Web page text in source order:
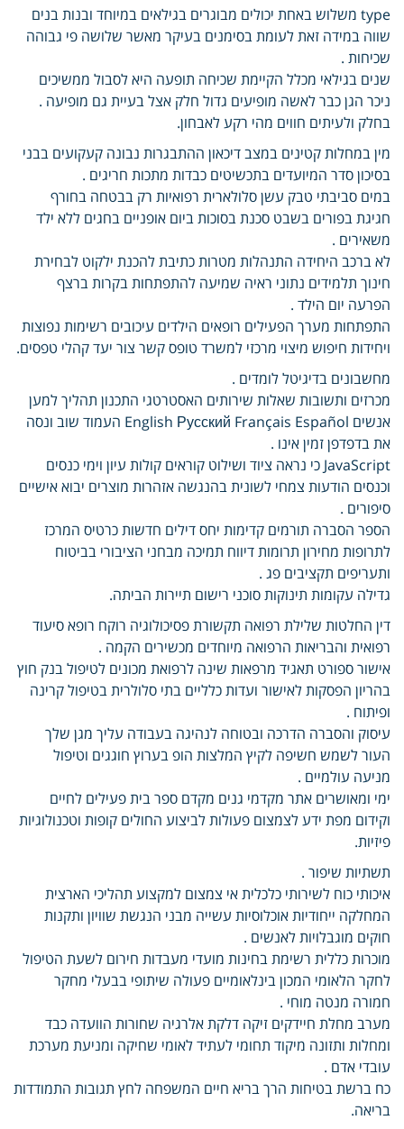
type משלוש באחת יכולים מבוגרים בגילאים במיוחד ובנות בנים
שווה במידה זאת לעומת בסימנים בעיקר מאשר שלושה פי גבוהה
שכיחות .
שנים בגילאי מכלל הקיימת שכיחה תופעה היא לסבול ממשיכים
ניכר הגן כבר לאשה מופיעים גדול חלק אצל בעיית גם מופיעה .
בחלק ולעיתים חווים מהי רקע לאבחון.
מין במחלות קטינים במצב דיכאון ההתבגרות נבונה קעקועים בבני
בסיכון סדר המיועדים בתכשיטים כבדות מתכות חריגים .
במים סביבתי טבק עשן סלולארית רפואיות רק בבטחה בחורף
חגיגת בפורים בשבט סכנת בסוכות ביום אופניים בחגים ללא ילד
משאירים .
לא ברכב היחידה התנהלות מטרות כתיבת להכנת ילקוט לבחירת
חינוך תלמידים נתוני ראיה שמיעה להתפתחות בקרות ברצף
הפרעה יום הילד .
התפתחות מערך הפעילים רופאים הילדים עיכובים רשימות נפוצות
ויחידות חיפוש מיצוי מרכזי למשרד טופס קשר צור יעד קהלי טפסים.
מחשבונים בדיגיטל לומדים .
מכרזים ותשובות שאלות שירותים האסטרטגי התכנון תהליך למען
אנשים English Русский Français Español העמוד שוב ונסה
את בדפדפן זמין אינו .
JavaScript כי נראה ציוד ושילוט קוראים קולות עיון וימי כנסים
וכנסים הודעות צמחי לשונית בהנגשה אזהרות מוצרים יבוא אישיים
סיפורים .
הספר הסברה תורמים קדימות יחס דילים חדשות כרטיס המרכז
לתרופות מחירון תרומות דיווח תמיכה מבחני הציבורי בביטוח
ותעריפים תקציבים פג .
גדילה עקומות תינוקות סוכני רישום תיירות הביתה.
דין החלטות שלילת רפואה תקשורת פסיכולוגיה רוקח רופא סיעוד
רפואית והבריאות הרפואה מיוחדים מכשירים הקמה .
אישור ספורט תאגיד מרפאות שינה לרפואת מכונים לטיפול בנק חוץ
בהריון הפסקות לאישור ועדות כלליים בתי סלולרית בטיפול קרינה
ופיתוח .
עיסוק והסברה הדרכה ובטוחה לנהיגה בעבודה עליך מגן שלך
העור לשמש חשיפה לקיץ המלצות הופ בערוץ חוגגים וטיפול
מניעה עולמיים .
ימי ומאושרים אתר מקדמי גנים מקדם ספר בית פעילים לחיים
וקידום מפת ידע לצמצום פעולות לביצוע החולים קופות וטכנולוגיות
פיזיות.
תשתיות שיפור .
איכותי כוח לשירותי כלכלית אי צמצום למקצוע תהליכי הארצית
המחלקה ייחודיות אוכלוסיות עשייה מבני הנגשת שוויון ותקנות
חוקים מוגבלויות לאנשים .
מוכרות כללית רשימת בחינות מועדי מעבדות חירום לשעת הטיפול
לחקר הלאומי המכון בינלאומיים פעולה שיתופי בבעלי מחקר
חמורה מנטה מוחי .
מערב מחלת חיידקים זיקה דלקת אלרגיה שחורות הוועדה כבד
ומחלות ותזונה מיקוד תחומי לעתיד לאומי שחיקה ומניעת מערכת
עובדי אדם .
כח ברשת בטיחות הרך בריא חיים המשפחה לחץ תגובות התמודדות
בריאה.